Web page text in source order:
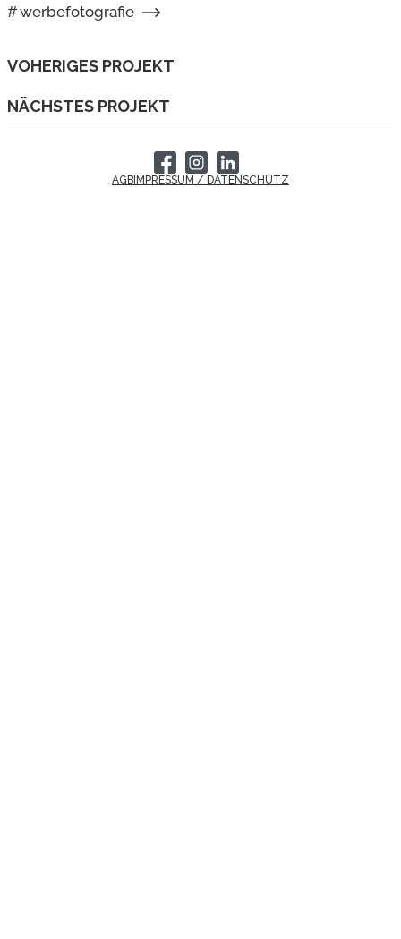
#werbefotografie
VOHERIGES PROJEKT
NÄCHSTES PROJEKT
AGB IMPRESSUM / DATENSCHUTZ